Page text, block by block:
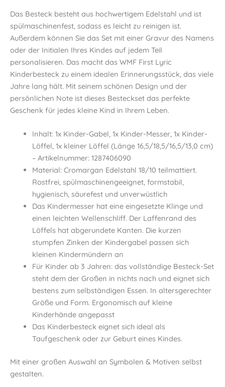
Das Besteck besteht aus hochwertigem Edelstahl und ist
spülmaschinenfest, sodass es leicht zu reinigen ist.
Außerdem können Sie das Set mit einer Gravur des Namens
oder der Initialen Ihres Kindes auf jedem Teil
personalisieren. Das macht das WMF First Lyric
Kinderbesteck zu einem idealen Erinnerungsstück, das viele
Jahre lang hält. Mit seinem schönen Design und der
persönlichen Note ist dieses Besteckset das perfekte
Geschenk für jedes kleine Kind in Ihrem Leben.
Inhalt: 1x Kinder-Gabel, 1x Kinder-Messer, 1x Kinder-
Löffel, 1x kleiner Löffel (Länge 16,5/18,5/16,5/13,0 cm)
– Artikelnummer: 1287406090
Material: Cromargan Edelstahl 18/10 teilmattiert.
Rostfrei, spülmaschinengeeignet, formstabil,
hygienisch, säurefest und unverwüstlich
Das Kindermesser hat eine eingesetzte Klinge und
einen leichten Wellenschliff. Der Laffenrand des
Löffels hat abgerundete Kanten. Die kurzen
stumpfen Zinken der Kindergabel passen sich
kleinen Kindermündern an
Für Kinder ab 3 Jahren: das vollständige Besteck-Set
steht dem der Großen in nichts nach und eignet sich
bestens zum selbständigen Essen. In altersgerechter
Größe und Form. Ergonomisch auf kleine
Kinderhände angepasst
Das Kinderbesteck eignet sich ideal als
Taufgeschenk oder zur Geburt eines Kindes.
Mit einer großen Auswahl an Symbolen & Motiven selbst
gestalten.